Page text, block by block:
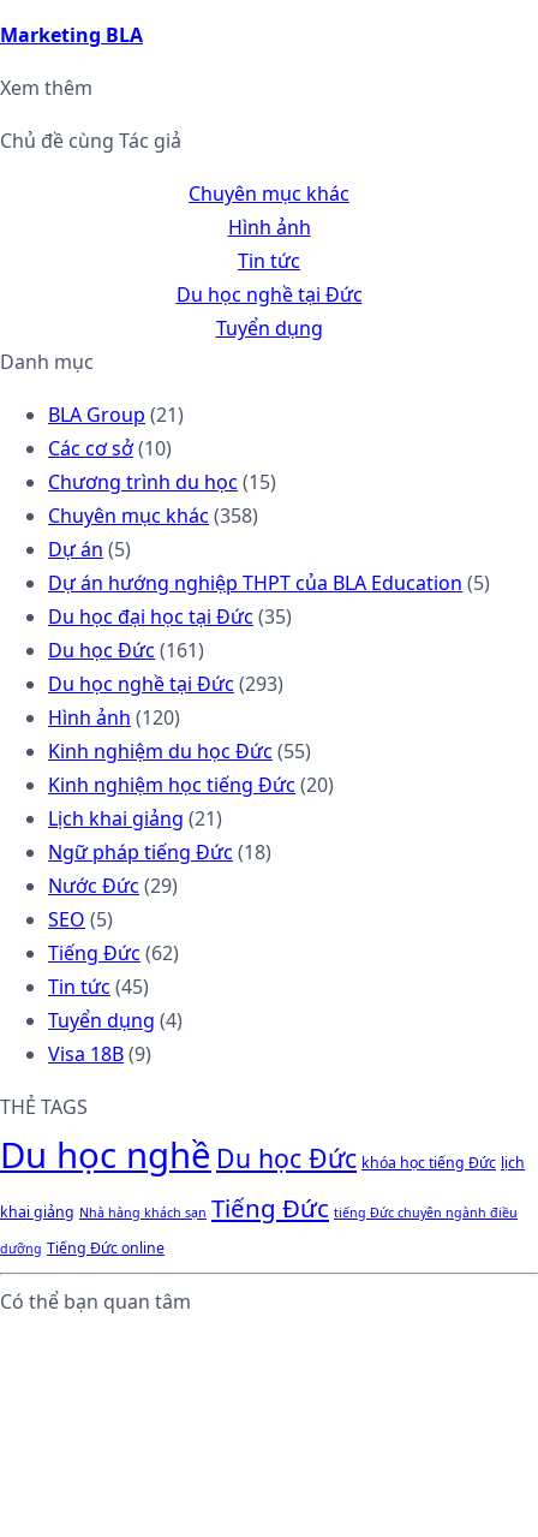
Marketing BLA
Xem thêm
Chủ đề cùng Tác giả
Chuyên mục khác
Hình ảnh
Tin tức
Du học nghề tại Đức
Tuyển dụng
Danh mục
BLA Group (21)
Các cơ sở(10)
Chương trình du học (15)
Chuyên mục khác (358)
Dự án (5)
Dự án hướng nghiệp THPT của BLA Education (5)
Du học đại học tại Đức (35)
Du học Đức (161)
Du học nghề tại Đức (293)
Hình ảnh (120)
Kinh nghiệm du học Đức (55)
Kinh nghiệm học tiếng Đức (20)
Lịch khai giảng (21)
Ngữ pháp tiếng Đức (18)
Nước Đức (29)
SEO (5)
Tiếng Đức (62)
Tin tức (45)
Tuyển dụng (4)
Visa 18B(9)
THẺ TAGS
Du học nghề Du học Đức khóa học tiếng Đức lịch
khai giảng Nhà hàng khách sạn Tiếng Đức tiếng Đức chuyên ngành điều
dưỡng Tiếng Đức online
Có thể bạn quan tâm